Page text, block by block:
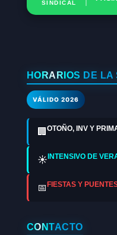
SINDICAL
HORARIOS DE LA
VÁLIDO 2026
🏢OTOÑO, INV Y
☀️ INTENSIVO DE
📅 FIESTAS Y
CONTACTO